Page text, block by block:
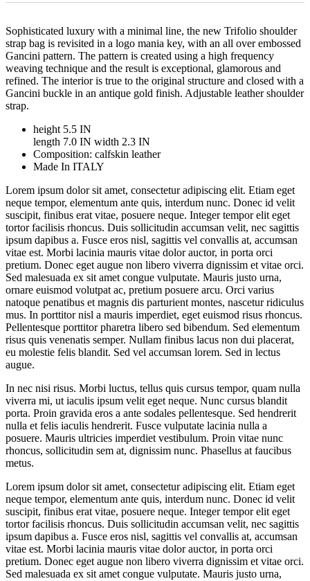
Sophisticated luxury with a minimal line, the new Trifolio shoulder
strap bag is revisited in a logo mania key, with an all over embossed
Gancini pattern. The pattern is created using a high frequency
weaving technique and the result is exceptional, glamorous and
refined. The interior is true to the original structure and closed with a
Gancini buckle in an antique gold finish. Adjustable leather shoulder
strap.
height 5.5 IN
length 7.0 IN width 2.3 IN
Composition: calfskin leather
Made In ITALY
Lorem ipsum dolor sit amet, consectetur adipiscing elit. Etiam eget
neque tempor, elementum ante quis, interdum nunc. Donec id velit
suscipit, finibus erat vitae, posuere neque. Integer tempor elit eget
tortor facilisis rhoncus. Duis sollicitudin accumsan velit, nec sagittis
ipsum dapibus a. Fusce eros nisl, sagittis vel convallis at, accumsan
vitae est. Morbi lacinia mauris vitae dolor auctor, in porta orci
pretium. Donec eget augue non libero viverra dignissim et vitae orci.
Sed malesuada ex sit amet congue vulputate. Mauris justo urna,
ornare euismod volutpat ac, pretium posuere arcu. Orci varius
natoque penatibus et magnis dis parturient montes, nascetur ridiculus
mus. In porttitor nisl a mauris imperdiet, eget euismod risus rhoncus.
Pellentesque porttitor pharetra libero sed bibendum. Sed elementum
risus quis venenatis semper. Nullam finibus lacus non dui placerat,
eu molestie felis blandit. Sed vel accumsan lorem. Sed in lectus
augue.
In nec nisi risus. Morbi luctus, tellus quis cursus tempor, quam nulla
viverra mi, ut iaculis ipsum velit eget neque. Nunc cursus blandit
porta. Proin gravida eros a ante sodales pellentesque. Sed hendrerit
nulla et felis iaculis hendrerit. Fusce vulputate lacinia nulla a
posuere. Mauris ultricies imperdiet vestibulum. Proin vitae nunc
rhoncus, sollicitudin sem at, dignissim nunc. Phasellus at faucibus
metus.
Lorem ipsum dolor sit amet, consectetur adipiscing elit. Etiam eget
neque tempor, elementum ante quis, interdum nunc. Donec id velit
suscipit, finibus erat vitae, posuere neque. Integer tempor elit eget
tortor facilisis rhoncus. Duis sollicitudin accumsan velit, nec sagittis
ipsum dapibus a. Fusce eros nisl, sagittis vel convallis at, accumsan
vitae est. Morbi lacinia mauris vitae dolor auctor, in porta orci
pretium. Donec eget augue non libero viverra dignissim et vitae orci.
Sed malesuada ex sit amet congue vulputate. Mauris justo urna,